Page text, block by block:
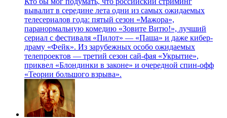
вывалит в середине лета одни из самых ожидаемых
телесериалов года: пятый сезон «Мажора»,
паранормальную комедию «Зовите Витю!», лучший
сериал с фестиваля «Пилот» — «Паша» и даже кибер-
драму «Фейк». Из зарубежных особо ожидаемых
телепроектов — третий сезон сай-фая «Укрытие»,
приквел «Блондинки в законе» и очередной спин-офф
«Теории большого взрыва».